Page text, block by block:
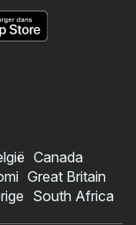
Canada
Great Britain
South Africa